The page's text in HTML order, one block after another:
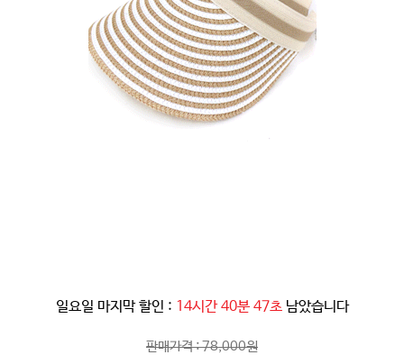
일요일 마지막 할인 : 14시간 40분 45초 남았습니다
판매가격 : 78,000원